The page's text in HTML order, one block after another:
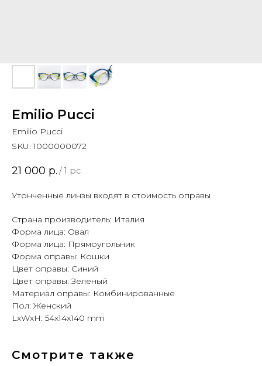
Emilio Pucci
Emilio Pucci
SKU:1000000072
21 000 р. /1 pc
Утонченные линзы входят в стоимость оправы
Страна производитель: Италия
Форма лица: Овал
Форма лица: Прямоугольник
Форма оправы: Кошки
Цвет оправы: Синий
Цвет оправы: Зеленый
Материал оправы: Комбинированные
Пол: Женский
LxWxH: 54x14x140 mm
Смотрите также